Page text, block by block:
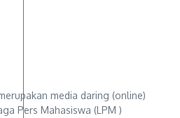
media daring (online)
Pers Mahasiswa (LPM )